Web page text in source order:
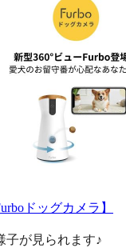
ドッグカメラ】
子が見られます♪